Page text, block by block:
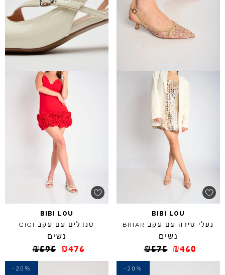
BIBI LOU
נעלי סירה עם עקב BRIAR
נשים
₪575 ₪460
BIBI LOU
סנדלים עם עקב GIGI
נשים
₪595 ₪476
-20%
-20%